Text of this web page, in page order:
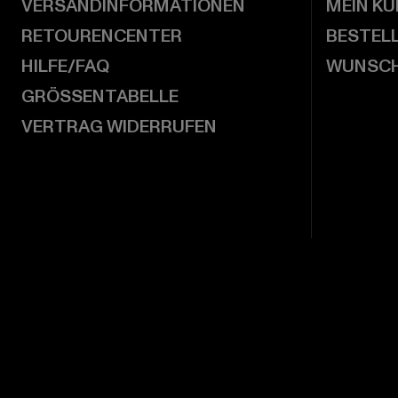
VERSANDINFORMATIONEN
RETOURENCENTER
HILFE/FAQ
GRÖSSENTABELLE
VERTRAG WIDERRUFEN
MEIN